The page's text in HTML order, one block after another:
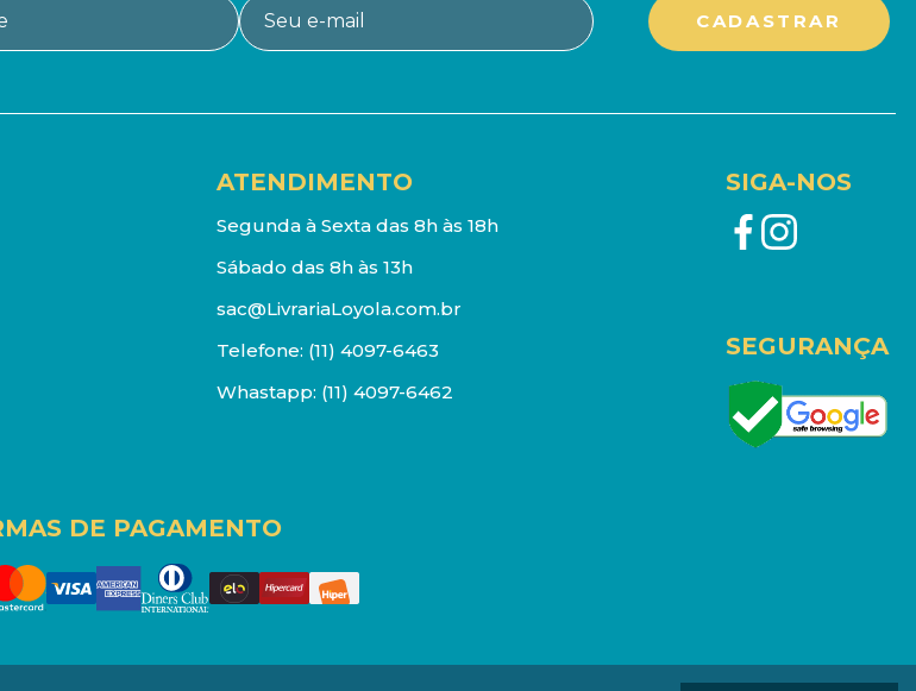
ATENDIMENTO
Segunda à Sexta das 8h às 18h
Sábado das 8h às 13h
sac@LivrariaLoyola.com.br
Telefone: (11) 4097-6463
Whastapp: (11) 4097-6462
SIGA-NOS
SEGURANÇA
DE PAGAMENTO